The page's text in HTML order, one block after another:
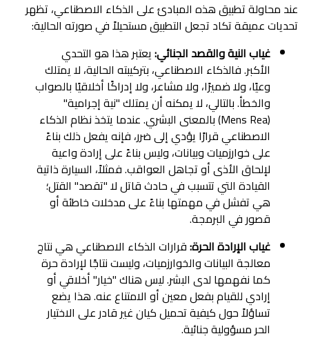
عند محاولة تطبيق هذه المبادئ على الذكاء الاصطناعي، تظهر
تحديات عميقة تكاد تجعل التطبيق مستحيلاً في صورته الحالية:
غياب النية والقصد الجنائي: يعتبر هذا هو التحدي
الأكبر. فالذكاء الاصطناعي، بتركيبته الحالية، لا يمتلك
وعيًا، ولا ضميرًا، ولا مشاعر، ولا إدراكًا أخلاقيًا بالصواب
والخطأ. بالتالي، لا يمكنه أن يمتلك "نية إجرامية"
(Mens Rea) بالمعنى البشري. عندما يتخذ نظام الذكاء
الاصطناعي قرارًا يؤدي إلى ضرر، فإنه يفعل ذلك بناءً
على خوارزميات وبيانات، وليس بناءً على إرادة واعية
لإلحاق الأذى أو تجاهل العواقب. فمثلاً، السيارة ذاتية
القيادة التي تتسبب في حادث قاتل لا "تقصد" القتل؛
هي تفشل في مهمتها بناءً على مدخلات خاطئة أو
قصور في البرمجة.
غياب الإرادة الحرة:قرارات الذكاء الاصطناعي هي نتاج
معالجة البيانات والخوارزميات، وليست نتاجًا لإرادة حرة
كما نفهمها لدى البشر. ليس هناك "خيار" أخلاقي أو
إرادي للقيام بفعل معين أو الامتناع عنه. هذا يضع
تساؤلاً حول كيفية تحميل كيان غير قادر على الاختيار
الحر مسؤولية جنائية.